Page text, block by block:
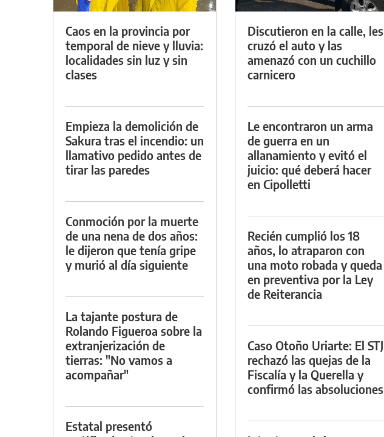
Caos en la provincia por
temporal de nieve y lluvia:
localidades sin luz y sin
clases
Empieza la demolición de
Sakura tras el incendio: un
llamativo pedido antes de
tirar las paredes
Conmoción por la muerte
de una nena de dos años:
le dijeron que tenía gripe
y murió al día siguiente
La tajante postura de
Rolando Figueroa sobre la
extranjerización de
tierras: "No vamos a
acompañar"
Estatal presentó
Discutieron en la calle, les
cruzó el auto y las
amenazó con un cuchillo
carnicero
Le encontraron un arma
de guerra en un
allanamiento y evitó el
juicio: qué deberá hacer
en Cipolletti
Recién cumplió los 18
años, lo atraparon con
una moto robada y queda
en preventiva por la Ley
de Reiterancia
Caso Otoño Uriarte: El STJ
rechazó las quejas de la
Fiscalía y la Querella y
confirmó las absoluciones